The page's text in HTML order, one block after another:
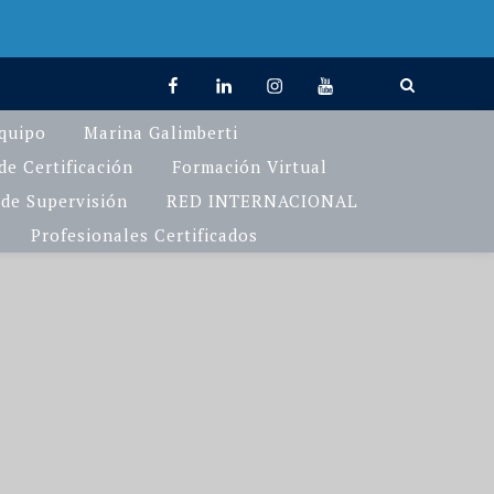
facebooklinkedinInstagram
You
Tube
TikTok
Marina Galimberti
Certificación
Formación Virtual
Supervisión
RED INTERNACIONAL
Profesionales Certificados